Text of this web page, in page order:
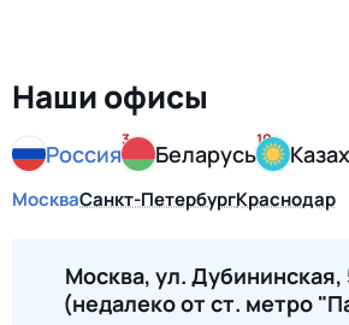
Наши офисы
Россия
3
Беларусь
10
МоскваСанкт-ПетербургКраснодар
Москва, ул. Дубининская,
(недалеко от ст. метро